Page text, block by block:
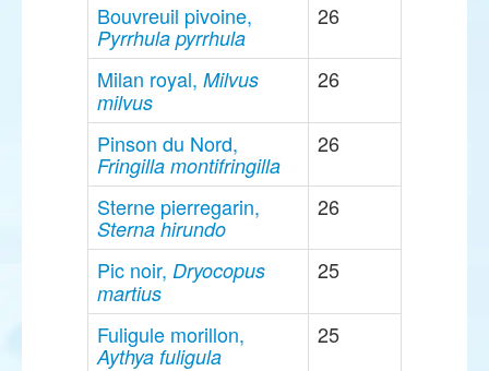
Bouvreuil pivoine,
Pyrrhula pyrrhula
26
Milan royal, Milvus
milvus
26
Pinson du Nord,
Fringilla montifringilla
26
Sterne pierregarin,
Sterna hirundo
26
Pic noir, Dryocopus
martius
25
Fuligule morillon,
Aythya fuligula
25